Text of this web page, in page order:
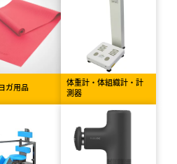
ガ用品
体重計・体組織計・計
測器